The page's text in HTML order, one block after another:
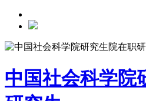
中国社会科学院